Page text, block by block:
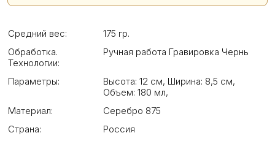
Средний вес:
175 гр.
Обработка.
Технологии:
Ручная работа Гравировка Чернь
Параметры: Высота: 12 см, Ширина: 8,5 см,
Объем: 180 мл,
Материал:
Серебро 875
Страна:
Россия